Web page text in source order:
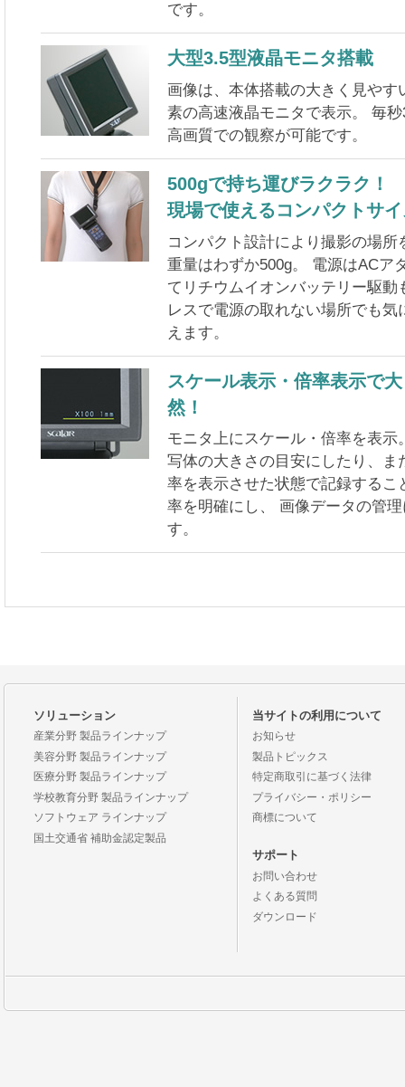
です。
大型3.5型液晶モニタ搭載
画像は、本体搭載の大きく見やす
素の高速液晶モニタで表示。 毎
高画質での観察が可能です。
500gで持ち運びラクラク！
現場で使えるコンパクトサ
コンパクト設計により撮影の場所
重量はわずか500g。 電源はACア
てリチウムイオンバッテリー駆動
レスで電源の取れない場所でも気
えます。
スケール表示・倍率表示で
然！
モニタ上にスケール・倍率を表示
写体の大きさの目安にしたり、ま
率を表示させた状態で記録するこ
率を明確にし、 画像データの管
す。
ソリューション
産業分野 製品ラインナップ
美容分野 製品ラインナップ
医療分野 製品ラインナップ
学校教育分野 製品ラインナップ
ソフトウェア ラインナップ
国土交通省 補助金認定製品
当サイトの利用について
お知らせ
製品トピックス
特定商取引に基づく法律
プライバシー・ポリシー
商標について
サポート
お問い合わせ
よくある質問
ダウンロード